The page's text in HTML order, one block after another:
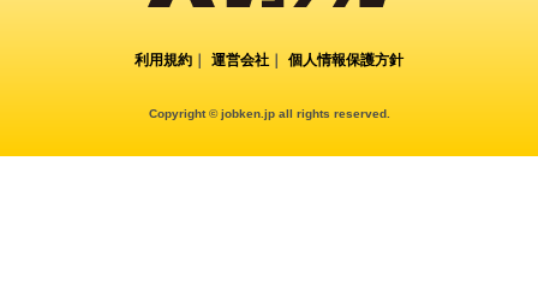
利用規約 運営会社 個人情報保護方針
Copyright © jobken.jp all rights reserved.